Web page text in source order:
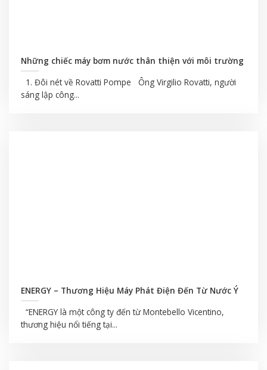
Những chiếc máy bơm nước thân thiện với môi trường
1. Đôi nét về Rovatti Pompe Ông Virgilio Rovatti, người
sáng lập công...
ENERGY – Thương Hiệu Máy Phát Điện Đến Từ Nước Ý
“ENERGY là một công ty đến từ Montebello Vicentino,
thương hiệu nổi tiếng tại...